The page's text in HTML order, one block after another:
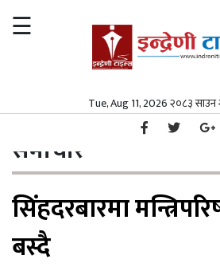
☰
Tue, Aug 11, 2026 २०८३ साउन
समाज
पत्रपत्रिका
मनोरञ्जन
पत्रपत्रिका
मनोरञ्जन
विश्व
गृहपृष्ठ/ समाचार
समाचार
सिंहदरबारमा
बस्दै